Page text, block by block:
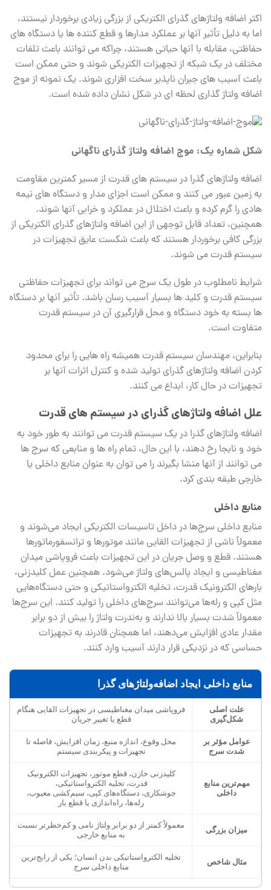
اکثر اضافه ولتاژهای گذرای الکتریکی از بزرگی زیادی برخوردار نیستند،
اما به دلیل تأثیر آنها بر عملکرد مدارها و قطع کننده ها یا دستگاه های
حفاظتی، مقابله با آنها حیاتی هستند، چراکه می توانند باعث تلفات
مختلف در یک شبکه از تجهیزات الکتریکی شوند و حتی ممکن است
باعث آسیب های جبران ناپذیر سخت افزاری شوند. یک نمونه از موج
اضافه ولتاژ گذاری لحظه ای در شکل نشان داده شده است.
شکل شماره یک: موج اضافه ولتاژ گذرای ناگهانی
اضافه ولتاژهای گذرا در سیستم های قدرت از مسیر کمترین مقاومت
به زمین عبور می کنند و ممکن است اجزای مدار و دستگاه های نیمه
هادی را گرم کرده و باعث اختلال در عملکرد و خرابی آنها شوند.
همچنین، تعداد قابل توجهی از این اضافه ولتاژهای گذرای الکتریکی از
بزرگی کافی برخوردار هستند که باعث شکست عایق تجهیزات در
سیستم قدرت می شوند.
شرایط نامطلوب در طول یک سرج می تواند برای تجهیزات حفاظتی
سیستم قدرت و کلید ها بسیار آسیب رسان باشد. تأثیر آنها بر دستگاه
ها بسته به خود دستگاه و محل قرارگیری آن در سیستم قدرت
متفاوت است.
بنابراین، مهندسان سیستم قدرت همیشه راه هایی را برای محدود
کردن اضافه ولتاژهای گذرای تولید شده و کنترل اثرات آنها بر
تجهیزات در حال کار، ابداع می کنند.
علل اضافه ولتاژهای گذرای در سیستم های قدرت
اضافه ولتاژهای گذرا در یک سیستم قدرت می توانند به طور خود به
خود و نابجا رخ دهند، با این حال، تمام راه ها و منابعی که سرج ها
می توانند از آنها منشا بگیرند را می توان به عنوان منابع داخلی یا
خارجی طبقه بندی کرد.
منابع داخلی
منابع داخلی سرج‌ها در داخل تاسیسات الکتریکی ایجاد می‌شوند و
معمولاً ناشی از تجهیزات القایی مانند موتورها و ترانسفورماتورها
هستند. قطع و وصل جریان در این تجهیزات باعث فروپاشی میدان
مغناطیسی و ایجاد پالس‌های ولتاژ می‌شود. همچنین عمل کلیدزنی،
بارهای الکترونیک قدرت، تخلیه الکترواستاتیکی و حتی دستگاه‌هایی
مثل کپی و رله‌ها می‌توانند سرج‌های داخلی را تولید کنند. این سرج‌ها
معمولاً شدت بسیار بالا ندارند و به‌ندرت ولتاژ را بیش از دو برابر
مقدار عادی افزایش می‌دهند، اما همچنان قادرند به تجهیزات
حساسی که در نزدیکی قرار دارند آسیب وارد کنند.
منابع داخلی ایجاد اضافه‌ولتاژهای گذرا
علت اصلی
شکل‌گیری
فروپاشی میدان مغناطیسی در تجهیزات القایی هنگام
قطع یا تغییر جریان
عوامل مؤثر بر
شدت سرج
محل وقوع، اندازه منبع، زمان افزایش، فاصله تا
تجهیزات و پیکربندی سیستم
مهم‌ترین منابع
داخلی
کلیدزنی خازن، قطع موتور، تجهیزات الکترونیک
قدرت، تخلیه الکترواستاتیکی،
جوشکاری، دستگاه‌های کپی، سیم‌کشی معیوب،
رله‌ها، راه‌اندازی یا قطع بار
میزان بزرگی
معمولاً کمتر از دو برابر ولتاژ نامی و کم‌خطرتر نسبت
به منابع خارجی
مثال شاخص
تخلیه الکترواستاتیکی بدن انسان؛ یکی از رایج‌ترین
منابع داخلی سرج